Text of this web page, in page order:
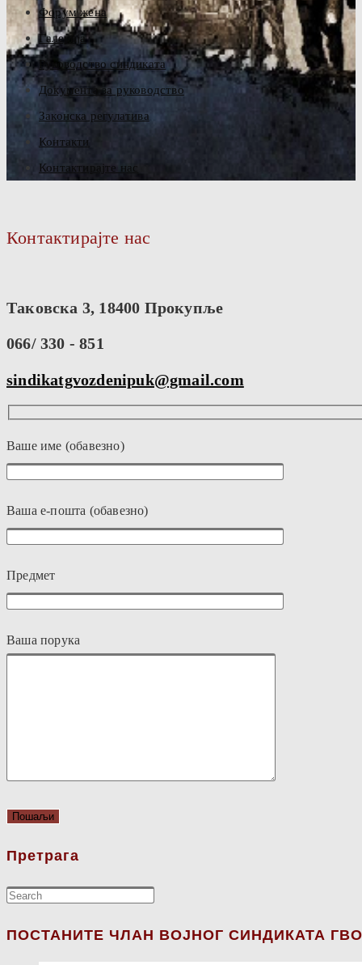
Форум жена
Галерија
Руководство синдиката
Документа за руководство
Законска регулатива
Контакти
Контактирајте нас
Контактирајте нас
Таковска 3, 18400 Прокупље
066/ 330 - 851
sindikatgvozdenipuk@gmail.com
Ваше име (обавезно)
Ваша е-пошта (обавезно)
Предмет
Ваша порука
Претрага
ПОСТАНИТЕ ЧЛАН ВОЈНОГ СИНДИКАТА